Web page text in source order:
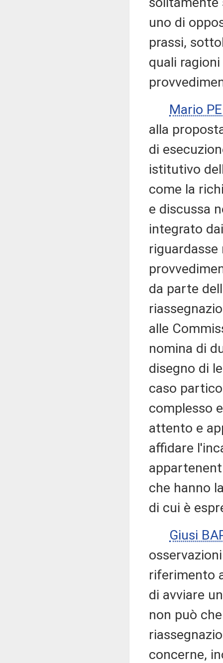
uno di
prassi,
quali
Mario
alla
di
istitutivo
come la
e discussa
integrato
da parte
alle
nomina di
disegno di
caso
complesso
attento e
affidare
che hanno
di cui è
Giusi
riferimento
di avviare
non può
concerne,